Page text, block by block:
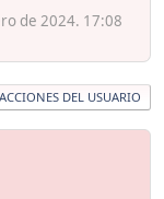
de 2024. 17:08
ACCIONES DEL USUARIO